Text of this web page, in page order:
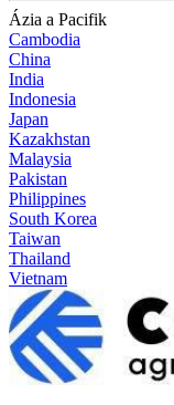
Ázia a Pacifik
Cambodia
China
India
Indonesia
Japan
Kazakhstan
Malaysia
Pakistan
Philippines
South Korea
Taiwan
Thailand
Vietnam